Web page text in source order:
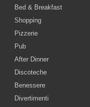
Bed & Breakfast
Shopping
Pizzerie
Pub
After Dinner
Discoteche
Benessere
Divertimenti